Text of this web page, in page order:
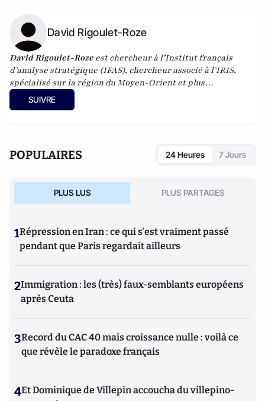
David Rigoulet-Roze
David Rigoulet-Roze est chercheur à l’Institut français
d’analyse stratégique (IFAS), chercheur associé à l’IRIS,
spécialisé sur la région du Moyen-Orient et plus
particulièrement la péninsule arabique. Docteur en
Sciences politiques, David Rigoulet-Roze est enseignant et
SUIVRE
POPULAIRES 24 Heures 7 Jours
PLUS LUS PLUS PARTAGES
1Répression en Iran : ce qui s'est vraiment passé
pendant que Paris regardait ailleurs
2Immigration : les (très) faux-semblants européens
après Ceuta
3Record du CAC 40 mais croissance nulle : voilà ce
que révèle le paradoxe français
4Et Dominique de Villepin accoucha du villepino-